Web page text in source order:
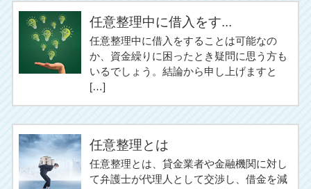
任意整理中に借入をす...
任意整理中に借入をすることは可能なの
か、資金繰りに困ったとき疑問に思う方も
いるでしょう。結論から申し上げますと
[…]
任意整理とは
任意整理とは、貸金業者や金融機関に対し
て弁護士が代理人として交渉し、借金を減